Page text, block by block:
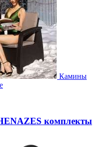
Камины
комплекты